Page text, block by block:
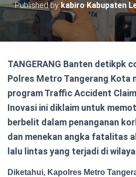
Published bykabiro Kabupaten
TANGERANG Banten detikpk
Polres Metro Tangerang Kota
program Traffic Accident
Inovasi ini diklaim untuk
berbelit dalam penanganan
dan menekan angka fatalitas
lalu lintas yang terjadi di
Diketahui, Kapolres Metro